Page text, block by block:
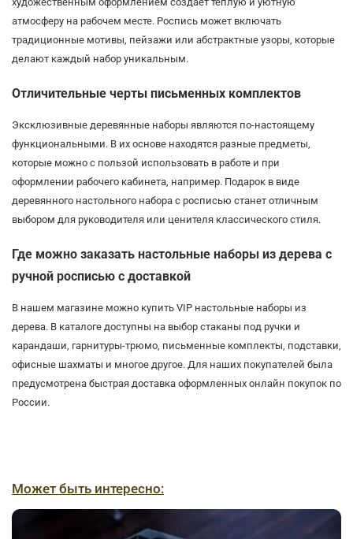
атмосферу на рабочем месте. Роспись может включать
традиционные мотивы, пейзажи или абстрактные узоры, которые
делают каждый набор уникальным.
Отличительные черты письменных комплектов
Эксклюзивные деревянные наборы являются по-настоящему
функциональными. В их основе находятся разные предметы,
которые можно с пользой использовать в работе и при
оформлении рабочего кабинета, например. Подарок в виде
деревянного настольного набора с росписью станет отличным
выбором для руководителя или ценителя классического стиля.
Где можно заказать настольные наборы из дерева с
ручной росписью с доставкой
В нашем магазине можно купить VIP настольные наборы из
дерева. В каталоге доступны на выбор стаканы под ручки и
карандаши, гарнитуры-трюмо, письменные комплекты, подставки,
офисные шахматы и многое другое. Для наших покупателей была
предусмотрена быстрая доставка оформленных онлайн покупок по
России.
Может быть интересно: